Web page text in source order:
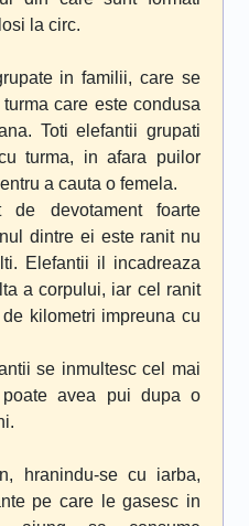
la circ.
in familii, care se
care este condusa
Toti elefantii grupati
turma, in afara puilor
a cauta o femela.
devotament foarte
dintre ei este ranit nu
Elefantii il incadreaza
a corpului, iar cel ranit
kilometri impreuna cu
se inmultesc cel mai
avea pui dupa o
hranindu-se cu iarba,
pe care le gasesc in